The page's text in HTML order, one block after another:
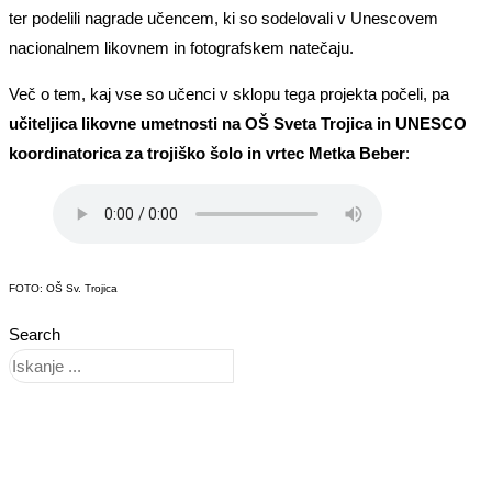
ter podelili nagrade učencem, ki so sodelovali v Unescovem
nacionalnem likovnem in fotografskem natečaju.
Več o tem, kaj vse so učenci v sklopu tega projekta počeli, pa
učiteljica likovne umetnosti na OŠ Sveta Trojica in UNESCO
koordinatorica za trojiško šolo in vrtec Metka Beber:
FOTO: OŠ Sv. Trojica
Search